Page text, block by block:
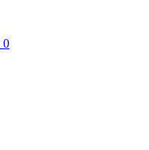
0